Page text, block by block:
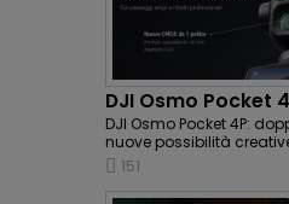
DJI Osmo Pocket 4P:
nuove possibilità
151